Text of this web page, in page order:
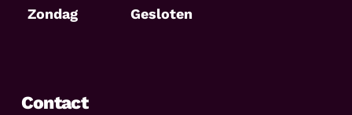
Zondag Gesloten
Contact